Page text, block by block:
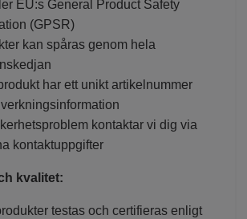
EU:s General Product Safety
(GPSR)
kan spåras genom hela
har ett unikt artikelnummer
kontaktar vi dig via
kontaktuppgifter
kvalitet:
testas och certifieras enligt